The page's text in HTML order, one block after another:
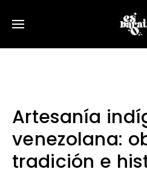
Artesanía
venezolana:
tradición e